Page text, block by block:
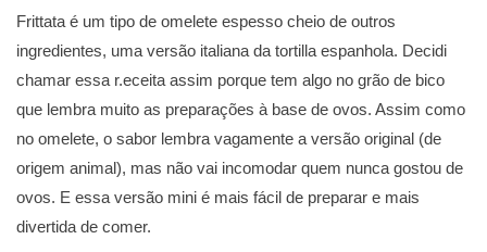
Frittata é um tipo de omelete espesso cheio de outros
ingredientes, uma versão italiana da tortilla espanhola. Decidi
chamar essa r.eceita assim porque tem algo no grão de bico
que lembra muito as preparações à base de ovos. Assim como
no omelete, o sabor lembra vagamente a versão original (de
origem animal), mas não vai incomodar quem nunca gostou de
ovos. E essa versão mini é mais fácil de preparar e mais
divertida de comer.